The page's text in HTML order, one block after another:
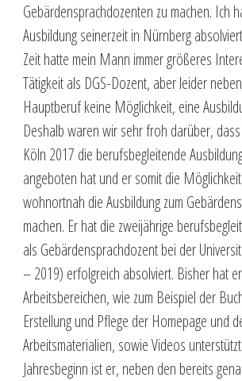
Gebärdensprachdozenten zu machen. Ich
Ausbildung seinerzeit in Nürnberg
Zeit hatte mein Mann immer größeres
Tätigkeit als DGS-Dozent, aber leider
Hauptberuf keine Möglichkeit, eine
Deshalb waren wir sehr froh darüber,
Köln 2017 die berufsbegleitende
angeboten hat und er somit die
wohnortnah die Ausbildung zum
machen. Er hat die zweijährige
als Gebärdensprachdozent bei der
– 2019) erfolgreich absolviert. Bisher hat
Arbeitsbereichen, wie zum Beispiel der
Erstellung und Pflege der Homepage und
Arbeitsmaterialien, sowie Videos
Jahresbeginn ist er, neben den bereits